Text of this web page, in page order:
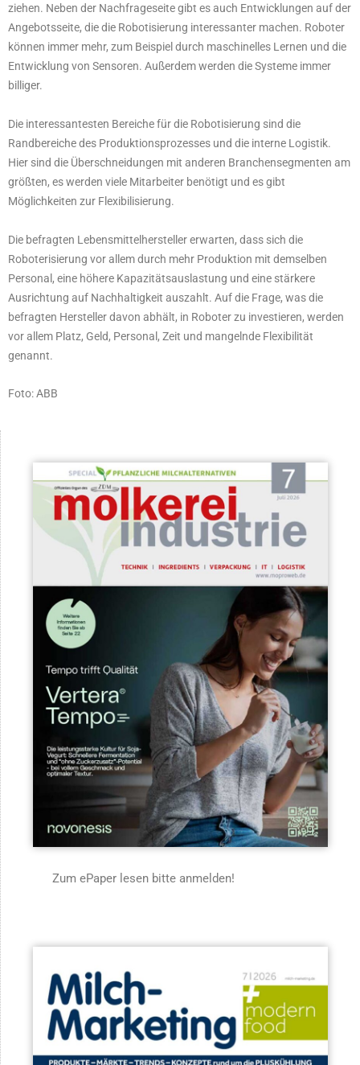
ziehen. Neben der Nachfrageseite gibt es auch Entwicklungen auf der
Angebotsseite, die die Robotisierung interessanter machen. Roboter
können immer mehr, zum Beispiel durch maschinelles Lernen und die
Entwicklung von Sensoren. Außerdem werden die Systeme immer
billiger.
Die interessantesten Bereiche für die Robotisierung sind die
Randbereiche des Produktionsprozesses und die interne Logistik.
Hier sind die Überschneidungen mit anderen Branchensegmenten am
größten, es werden viele Mitarbeiter benötigt und es gibt
Möglichkeiten zur Flexibilisierung.
Die befragten Lebensmittelhersteller erwarten, dass sich die
Roboterisierung vor allem durch mehr Produktion mit demselben
Personal, eine höhere Kapazitätsauslastung und eine stärkere
Ausrichtung auf Nachhaltigkeit auszahlt. Auf die Frage, was die
befragten Hersteller davon abhält, in Roboter zu investieren, werden
vor allem Platz, Geld, Personal, Zeit und mangelnde Flexibilität
genannt.
Foto: ABB
Zum ePaper lesen bitte anmelden!